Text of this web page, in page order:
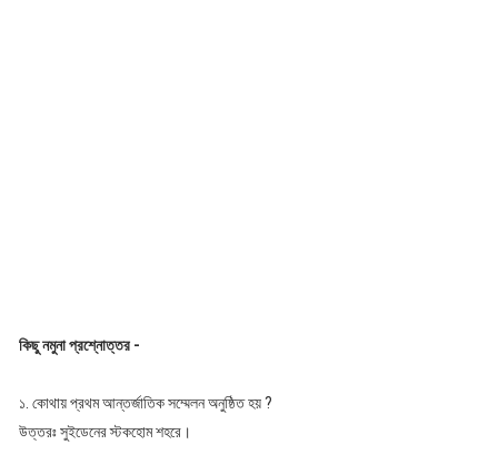
কিছু নমুনা প্রশ্নোত্তর -
১. কোথায় প্রথম আন্তর্জাতিক সম্মেলন অনুষ্ঠিত হয় ?
উত্তরঃ সুইডেনের স্টকহোম শহরে।